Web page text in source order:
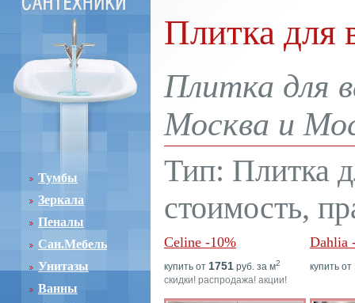
Тумбы
Зеркала
Пеналы
Сан.Мебель
Унитазы
Ванны
Плитка для
Плитка для
Москва и
Тип: Плитка
стоимость,
Celine -10%
купить от 1751 руб. за м2
скидки! распродажа! акции!
Dahlia
купить от